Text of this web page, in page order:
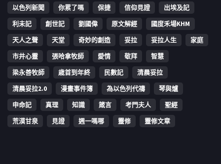
以色列新聞
你累了嗎 保捷 信仰見證
出埃及記
利未記
創世記 劉國偉 原文解經
國度禾場KHM
天人之聲
天堂 奇妙的創造 妥拉 妥拉人生
家庭
市井心靈
張哈拿牧師 愛情 敬拜
智慧
梁永善牧師
歳首到年終 民數記
清晨妥拉
清晨妥拉2.0
漫畫事件簿 為以色列代禱
琴與爐
申命記
真理 知識 箴言 考門夫人
聖經
荒漠甘泉
見證 週一嗎哪 靈修 靈修文章